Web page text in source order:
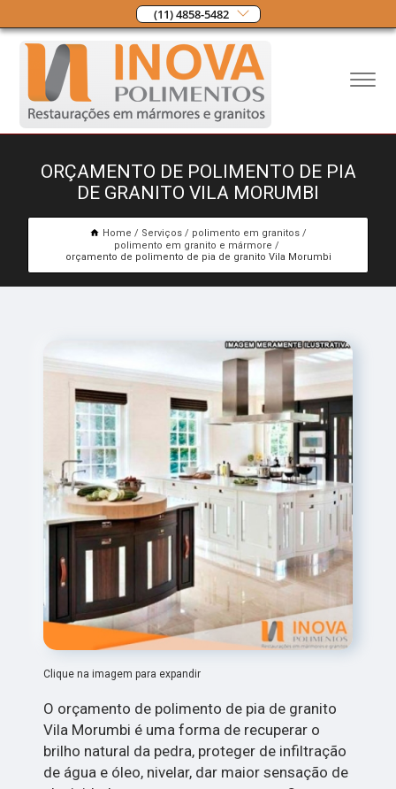
(11) 4858-5482
ORÇAMENTO DE POLIMENTO DE PIA
DE GRANITO VILA MORUMBI
Home Serviços
polimento em granitos
polimento em granito e mármore
orçamento de polimento de pia de granito Vila Morumbi
Clique na imagem para expandir
O orçamento de polimento de pia de granito
Vila Morumbi é uma forma de recuperar o
brilho natural da pedra, proteger de infiltração
de água e óleo, nivelar, dar maior sensação de